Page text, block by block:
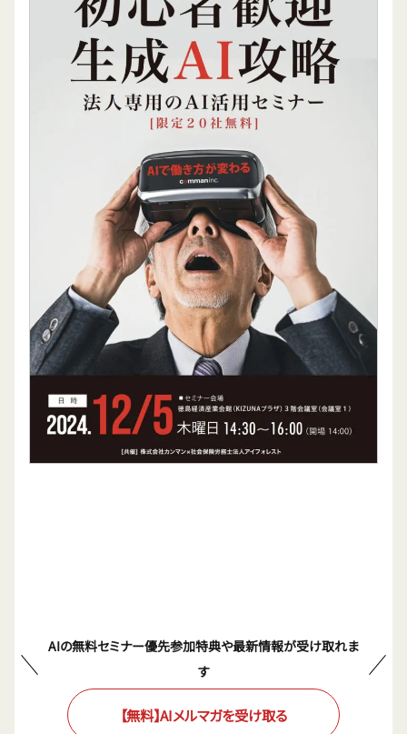
AIの無料セミナー優先参加特典や最新情報が受け取れま
す
【無料】AIメルマガを受け取る